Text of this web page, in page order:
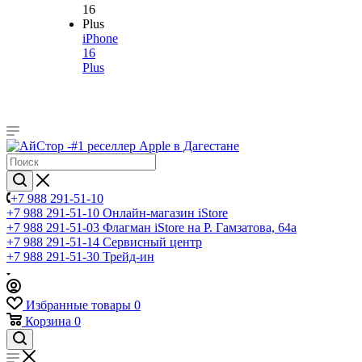
iPhone
16
Plus
+7 988 291-51-10
+7 988 291-51-10 Онлайн-магазин iStore
+7 988 291-51-03 Флагман iStore на Р. Гамзатова, 64а
+7 988 291-51-14 Сервисный центр
+7 988 291-51-30 Трейд-ин
Избранные товары 0
Корзина 0